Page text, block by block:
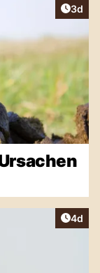
3d
4d